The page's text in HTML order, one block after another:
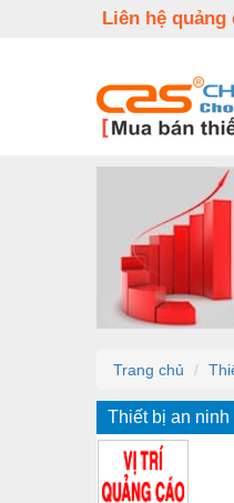
Liên hệ quảng
Trang chủ
Thiết bị an ninh